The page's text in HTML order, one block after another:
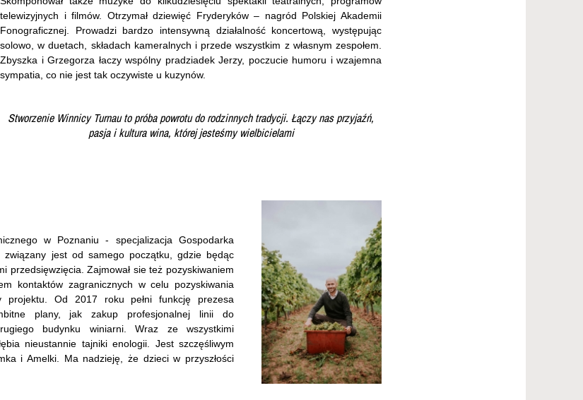
telewizyjnych i filmów. Otrzymał dziewięć Fryderyków – nagród Polskiej Akademii
Fonograficznej. Prowadzi bardzo intensywną działalność koncertową, występując
solowo, w duetach, składach kameralnych i przede wszystkim z własnym zespołem.
Zbyszka i Grzegorza łaczy wspólny pradziadek Jerzy, poczucie humoru i wzajemna
sympatia, co nie jest tak oczywiste u kuzynów.
Stworzenie Winnicy Turnau to próba powrotu do rodzinnych tradycji. Łączy nas przyjaźń,
pasja i kultura wina, której jesteśmy wielbicielami
w Poznaniu - specjalizacja Gospodarka
związany jest od samego początku, gdzie będąc
przedsięwzięcia. Zajmował sie też pozyskiwaniem
kontaktów zagranicznych w celu pozyskiwania
projektu. Od 2017 roku pełni funkcję prezesa
plany, jak zakup profesjonalnej linii do
budynku winiarni. Wraz ze wszystkimi
nieustannie tajniki enologii. Jest szczęśliwym
i Amelki. Ma nadzieję, że dzieci w przyszłości